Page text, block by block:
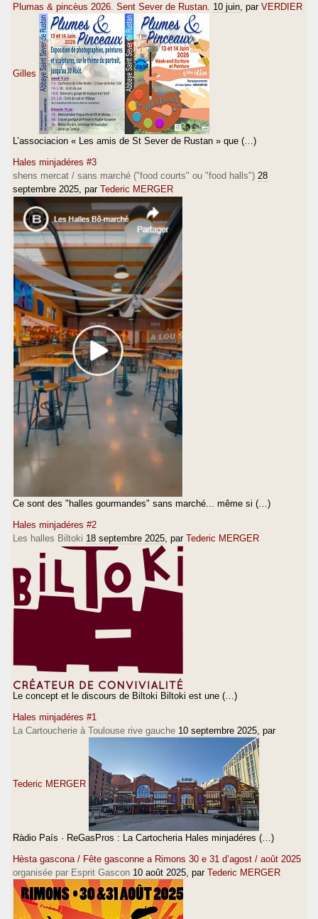
Plumas & pincèus 2026. Sent Sever de Rustan. 10 juin , par VERDIER
Gilles
L’associacion « Les amis de St Sever de Rustan » que (…)
Hales minjadéres #3
shens mercat / sans marché ("food courts" ou "food halls") 28
septembre 2025 , par Tederic MERGER
Ce sont des "halles gourmandes" sans marché... même si (…)
Hales minjadéres #2
Les halles Biltoki 18 septembre 2025 , par Tederic MERGER
Le concept et le discours de Biltoki Biltoki est une (…)
Hales minjadéres #1
La Cartoucherie à Toulouse rive gauche 10 septembre 2025 , par
Tederic MERGER
Ràdio País · ReGasPros : La Cartocheria Hales minjadéres (…)
Hèsta gascona / Fête gasconne a Rimons 30 e 31 d’agost / août 2025
organisée par Esprit Gascon 10 août 2025 , par Tederic MERGER